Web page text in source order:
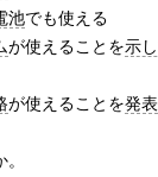
池でも使える
が使えることを示
が使えることを発表